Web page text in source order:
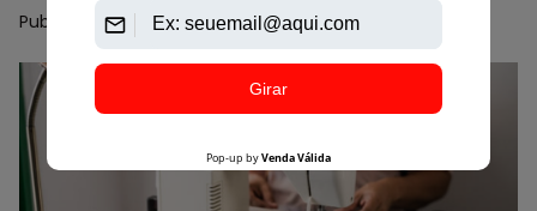
Publicado em 26/08/2025 por Digital Growth